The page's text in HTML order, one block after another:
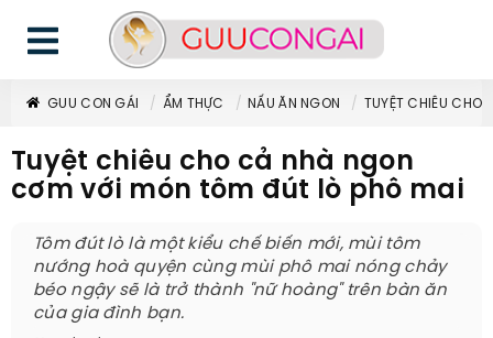
GUU CON GÁI ẨM THỰC NẤU ĂN NGON TUYỆT CHIÊU CHO
Tuyệt chiêu cho cả nhà ngon
cơm với món tôm đút lò phô mai
Tôm đút lò là một kiểu chế biến mới, mùi tôm
nướng hoà quyện cùng mùi phô mai nóng chảy
béo ngậy sẽ là trở thành "nữ hoàng" trên bàn ăn
của gia đình bạn.